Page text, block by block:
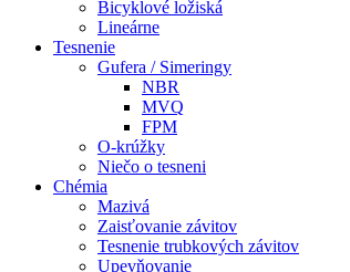
Bicyklové ložiská
Lineárne
Tesnenie
Gufera / Simeringy
NBR
MVQ
FPM
O-krúžky
Niečo o tesneni
Chémia
Mazivá
Zaisťovanie závitov
Tesnenie trubkových závitov
Upevňovanie